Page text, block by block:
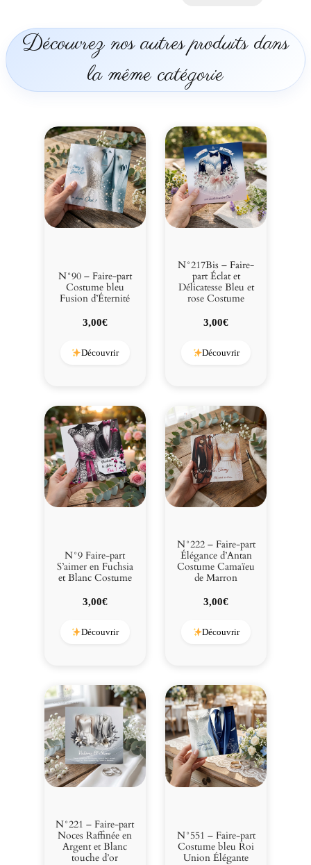
Découvrez nos autres produits dans
la même catégorie
N°90 – Faire-part
Costume bleu
Fusion d’Éternité
3,00€
Découvrir
N°217Bis – Faire-
part Éclat et
Délicatesse Bleu et
rose Costume
3,00€
Découvrir
N°9 Faire-part
S’aimer en Fuchsia
et Blanc Costume
3,00€
Découvrir
N°222 – Faire-part
Élégance d’Antan
Costume Camaïeu
de Marron
3,00€
Découvrir
N°221 – Faire-part
Noces Raffinée en
Argent et Blanc
touche d’or
N°551 – Faire-part
Costume bleu Roi
Union Élégante